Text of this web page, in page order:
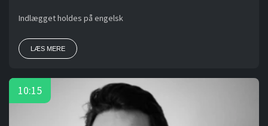
Indlægget holdes på engelsk
LÆS MERE
10:15